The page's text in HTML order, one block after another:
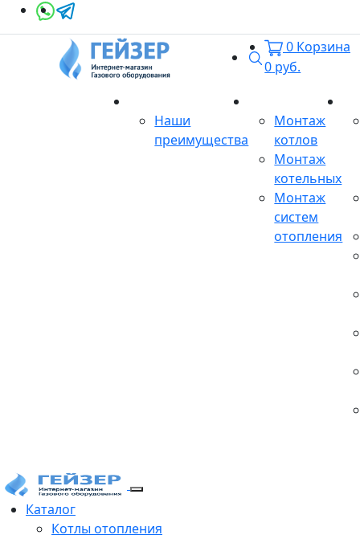
Поиск
0 Корзина
0 руб.
Наши
преимущества
Монтаж
котлов
Монтаж
котельных
Монтаж
систем
отопления
Каталог
Котлы отопления